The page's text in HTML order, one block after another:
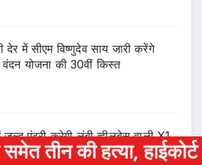
देर में सीएम विष्णुदेव साय जारी करेंगे
वंदन योजना की 30वीं किस्त
जल्द एंट्री करेगी लंबी व्हीलबेस वाली X1,
और परफॉर्मेंसबोला- मामला